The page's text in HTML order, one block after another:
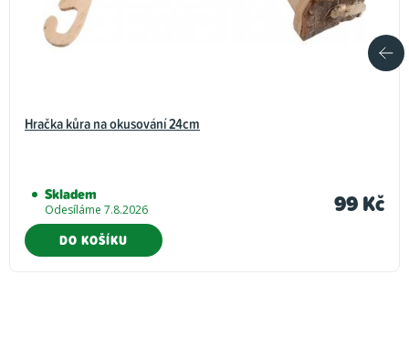
Hračka kůra na okusování 24cm
Skladem
Odesíláme 7.8.2026 99 Kč
DO KOŠÍKU